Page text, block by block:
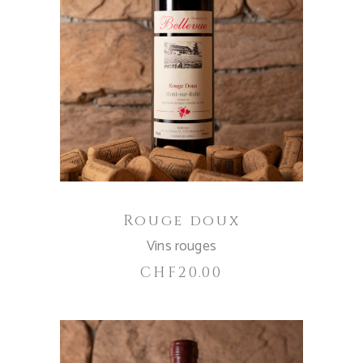
IN DEN WARENKORB
Rouge doux
Vins rouges
CHF20.00